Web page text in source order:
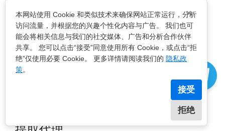
代理产品
动态住宅代理IP
动态数据中心代理IP
海外代理IP价格
×
本网站使用 Cookie 和类似技术来确保网站正常运行，分析
访问流量，并根据您的兴趣个性化内容与广告。 我们也可
能会将相关信息与我们的社交媒体、广告和分析合作伙伴
共享。 您可以点击“接受”同意使用所有 Cookie，或点击“拒
绝”仅使用必要 Cookie。 更多详情请阅读我们的 隐私政
策。
接受
拒绝